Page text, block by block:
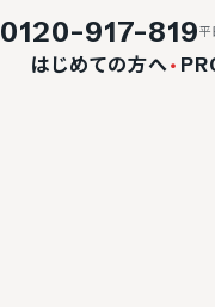
0120-917-819平
はじめての方へ・